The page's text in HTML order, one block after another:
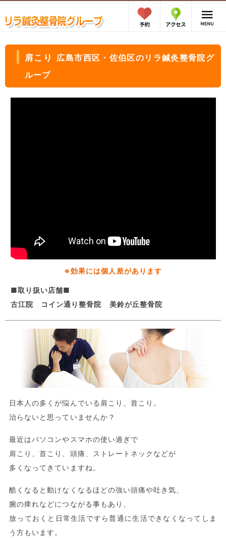
肩こり
広島市西区・佐伯区のリラ鍼灸整骨院グ
ループ
※効果には個人差があります
■取り扱い店舗■
古江院 コイン通り整骨院 美鈴が丘整骨院
日本人の多くが悩んでいる肩こり、首こり。
治らないと思っていませんか？
最近はパソコンやスマホの使い過ぎで
肩こり、首こり、頭痛、ストレートネックなどが
多くなってきていますね。
酷くなると動けなくなるほどの強い頭痛や吐き気、
腕の痺れなどにつながる事もあり、
放っておくと日常生活ですら普通に生活できなくなってしま
う方もいます。